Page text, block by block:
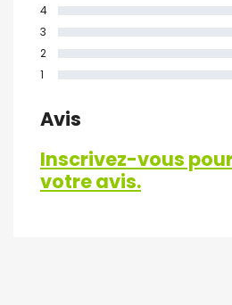
4
3
2
1
Avis
Inscrivez-vous
votre avis.